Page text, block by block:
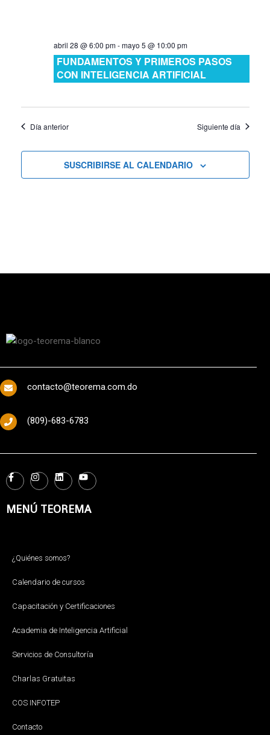
abril 28 @ 6:00 pm-mayo 5 @ 10:00 pm
FUNDAMENTOS Y PRIMEROS PASOS
CON INTELIGENCIA ARTIFICIAL
Día anterior Siguiente día
SUSCRIBIRSE AL CALENDARIO
contacto@teorema.com.do
(809)-683-6783
MENÚ TEOREMA
¿Quiénes somos?
Calendario de cursos
Capacitación y Certificaciones
Academia de Inteligencia Artificial
Servicios de Consultoría
Charlas Gratuitas
COS INFOTEP
Contacto